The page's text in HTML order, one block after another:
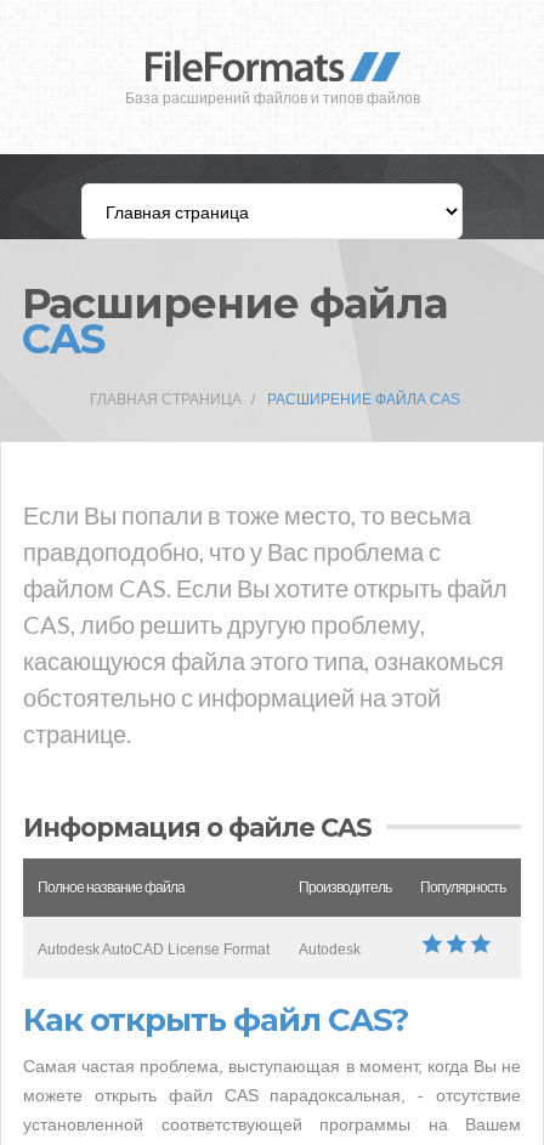
База расширений файлов и типов файлов
Расширение файла
CAS
ГЛАВНАЯ СТРАНИЦА РАСШИРЕНИЕ ФАЙЛА CAS
Если Вы попали в тоже место, то весьма
правдоподобно, что у Вас проблема с
файлом CAS. Если Вы хотите открыть файл
CAS, либо решить другую проблему,
касающуюся файла этого типа, ознакомься
обстоятельно с информацией на этой
странице.
Информация о файле CAS
Полное название файла Производитель Популярность
Autodesk AutoCAD License Format Autodesk
Как открыть файл CAS?
Самая частая проблема, выступающая в момент, когда Вы не
можете открыть файл CAS парадоксальная, - отсутствие
установленной соответствующей программы на Вашем